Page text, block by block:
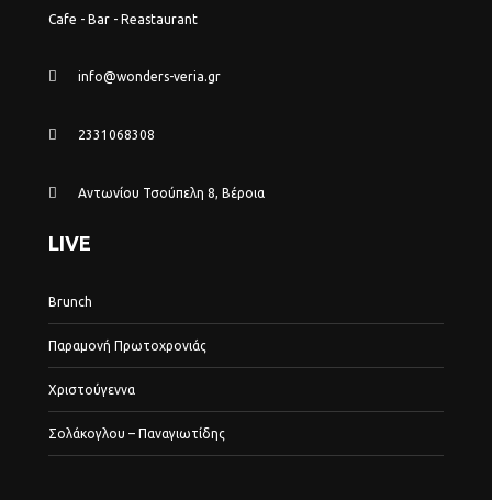
Cafe - Bar - Reastaurant
info@wonders-veria.gr
2331068308
Αντωνίου Τσούπελη 8, Βέροια
LIVE
Brunch
Παραμονή Πρωτοχρονιάς
Χριστούγεννα
Σολάκογλου – Παναγιωτίδης